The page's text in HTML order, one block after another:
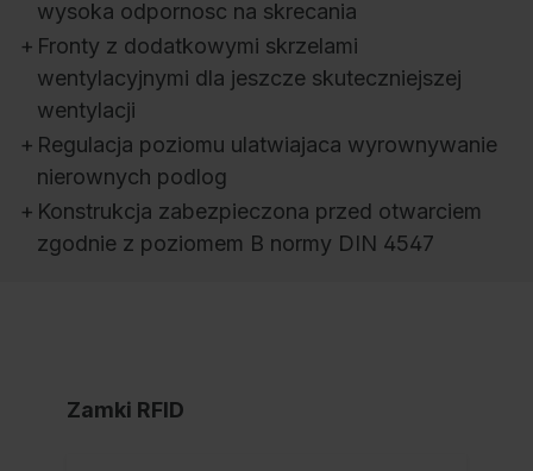
wysoka odpornosc na skrecania
+ Fronty z dodatkowymi skrzelami
wentylacyjnymi dla jeszcze skuteczniejszej
wentylacji
+ Regulacja poziomu ulatwiajaca wyrownywanie
nierownych podlog
+ Konstrukcja zabezpieczona przed otwarciem
zgodnie z poziomem B normy DIN 4547
Zamki RFID